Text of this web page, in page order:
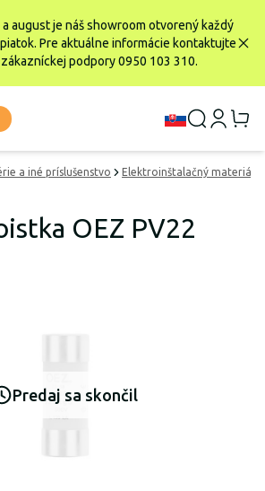
august je náš showroom otvorený každý
Pre aktuálne informácie kontaktujte
podpory 0950 103 310.
a iné príslušenstvo Elektroinštalačný materiál
OEZ PV22
Predaj sa skončil